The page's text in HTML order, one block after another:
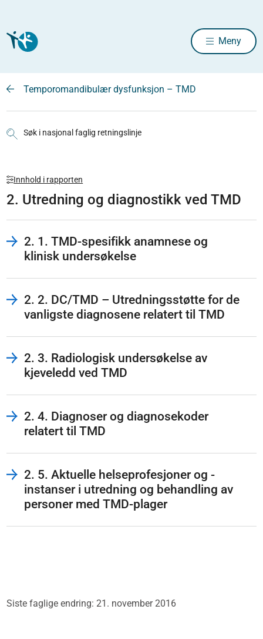
Meny
Temporomandibulær dysfunksjon – TMD
Søk i nasjonal faglig retningslinje
Innhold i rapporten
2. Utredning og diagnostikk ved TMD
2. 1. TMD-spesifikk anamnese og
klinisk undersøkelse
2. 2. DC/TMD – Utredningsstøtte for de
vanligste diagnosene relatert til TMD
2. 3. Radiologisk undersøkelse av
kjeveledd ved TMD
2. 4. Diagnoser og diagnosekoder
relatert til TMD
2. 5. Aktuelle helseprofesjoner og -
instanser i utredning og behandling av
personer med TMD-plager
Siste faglige endring: 21. november 2016